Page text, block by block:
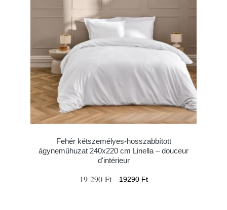
Fehér kétszemélyes-hosszabbított
ágyneműhuzat 240x220 cm Linella – douceur
d'intérieur
19 290 Ft 19290 Ft